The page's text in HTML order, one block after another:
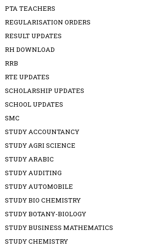
PTA TEACHERS
REGULARISATION ORDERS
RESULT UPDATES
RH DOWNLOAD
RRB
RTE UPDATES
SCHOLARSHIP UPDATES
SCHOOL UPDATES
SMC
STUDY ACCOUNTANCY
STUDY AGRI SCIENCE
STUDY ARABIC
STUDY AUDITING
STUDY AUTOMOBILE
STUDY BIO CHEMISTRY
STUDY BOTANY-BIOLOGY
STUDY BUSINESS MATHEMATICS
STUDY CHEMISTRY